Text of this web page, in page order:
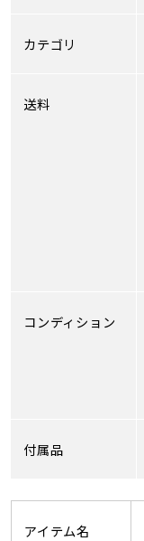
カテゴリ
送料
コンディション
付属品
アイテム名